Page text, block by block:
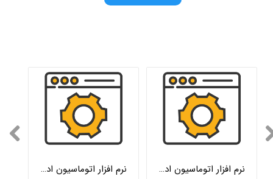
نرم افزار اتوماسیون اداری تحت وب سطح پایه هلواسپاد نرم افزار اتوماسیون اداری تحت وب سطح اقتصادی هلواسپاد